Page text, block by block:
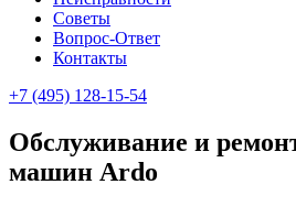
Советы
Вопрос-Ответ
Контакты
+7 (495) 128-15-54
Обслуживание и
машин Ardo